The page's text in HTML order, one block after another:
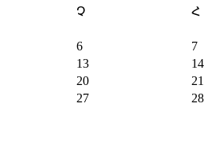
Չ Հ
6
7
13
14
20
21
27 28